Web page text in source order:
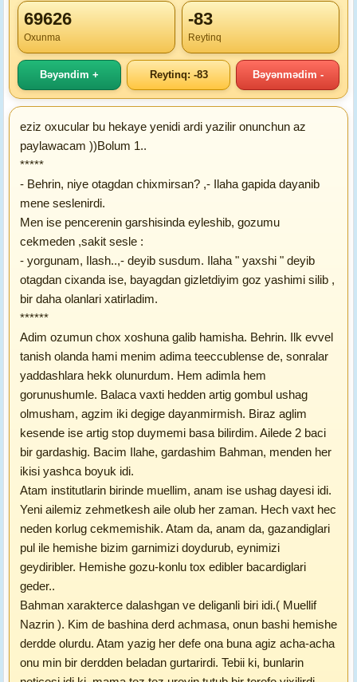
69626
Oxunma
-83
Reytinq
Bəyəndim + Reytinq: -83 Bəyənmədim -
eziz oxucular bu hekaye yenidi ardi yazilir onunchun az
paylawacam ))Bolum 1..
*****
- Behrin, niye otagdan chixmirsan? ,- Ilaha gapida dayanib
mene seslenirdi.
Men ise pencerenin garshisinda eyleshib, gozumu
cekmeden ,sakit sesle :
- yorgunam, Ilash..,- deyib susdum. Ilaha " yaxshi " deyib
otagdan cixanda ise, bayagdan gizletdiyim goz yashimi silib ,
bir daha olanlari xatirladim.
******
Adim ozumun chox xoshuna galib hamisha. Behrin. Ilk evvel
tanish olanda hami menim adima teeccublense de, sonralar
yaddashlara hekk olunurdum. Hem adimla hem
gorunushumle. Balaca vaxti hedden artig gombul ushag
olmusham, agzim iki degige dayanmirmish. Biraz aglim
kesende ise artig stop duymemi basa bilirdim. Ailede 2 baci
bir gardashig. Bacim Ilahe, gardashim Bahman, menden her
ikisi yashca boyuk idi.
Atam institutlarin birinde muellim, anam ise ushag dayesi idi.
Yeni ailemiz zehmetkesh aile olub her zaman. Hech vaxt hec
neden korlug cekmemishik. Atam da, anam da, gazandiglari
pul ile hemishe bizim garnimizi doydurub, eynimizi
geydiribler. Hemishe gozu-konlu tox edibler bacardiglari
geder..
Bahman xarakterce dalashgan ve deliganli biri idi.( Muellif
Nazrin ). Kim de bashina derd achmasa, onun bashi hemishe
derdde olurdu. Atam yazig her defe ona buna agiz acha-acha
onu min bir derdden beladan gurtarirdi. Tebii ki, bunlarin